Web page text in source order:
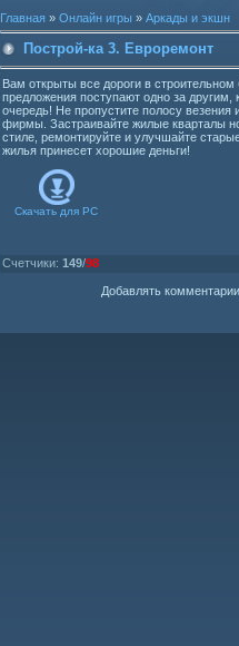
Главная » Онлайн игры » Аркады и экшн
Построй-ка 3. Евроремонт
Вам открыты все дороги в
предложения поступают одно за
очередь! Не пропустите полосу везения
фирмы. Застраивайте жилые кварталы
стиле, ремонтируйте и улучшайте
жилья принесет хорошие деньги!
Скачать для PC
Счетчики: 149/98
Добавлять